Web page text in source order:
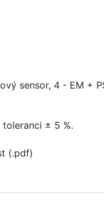
sensor, 4 - EM +
± 5 %.
(.pdf)